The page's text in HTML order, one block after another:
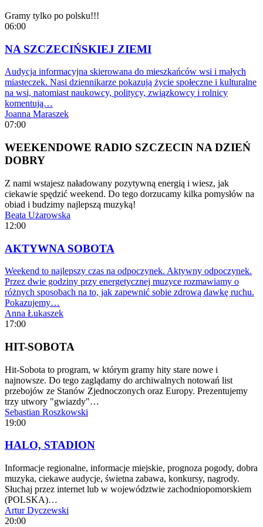
Gramy tylko po polsku!!!
06:00
NA SZCZECIŃSKIEJ ZIEMI
Audycja informacyjna skierowana do mieszkańców wsi i małych
miasteczek. Nasi dziennikarze pokazują życie społeczne i kulturalne
na wsi, natomiast naukowcy, politycy, związkowcy i rolnicy
komentują…
Joanna Maraszek
07:00
WEEKENDOWE RADIO SZCZECIN NA DZIEŃ
DOBRY
Z nami wstajesz naładowany pozytywną energią i wiesz, jak
ciekawie spędzić weekend. Do tego dorzucamy kilka pomysłów na
obiad i budzimy najlepszą muzyką!
Beata Użarowska
12:00
AKTYWNA SOBOTA
Weekend to najlepszy czas na odpoczynek. Aktywny odpoczynek.
Przez dwie godziny przy energetycznej muzyce rozmawiamy o
różnych sposobach na to, jak zapewnić sobie zdrową dawkę ruchu.
Pokazujemy…
Anna Łukaszek
17:00
HIT-SOBOTA
Hit-Sobota to program, w którym gramy hity stare nowe i
najnowsze. Do tego zaglądamy do archiwalnych notowań list
przebojów ze Stanów Zjednoczonych oraz Europy. Prezentujemy
trzy utwory "gwiazdy"…
Sebastian Roszkowski
19:00
HALO, STADION
Informacje regionalne, informacje miejskie, prognoza pogody, dobra
muzyka, ciekawe audycje, świetna zabawa, konkursy, nagrody.
Słuchaj przez internet lub w województwie zachodniopomorskiem
(POLSKA)…
Artur Dyczewski
20:00